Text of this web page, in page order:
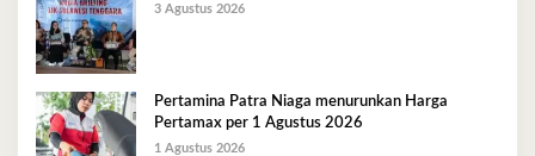
3 Agustus 2026
Pertamina Patra Niaga menurunkan Harga
Pertamax per 1 Agustus 2026
1 Agustus 2026